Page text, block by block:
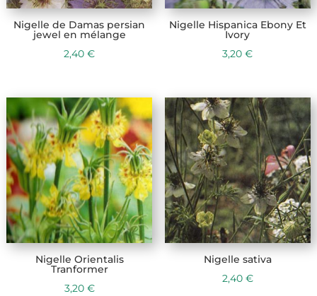
Nigelle de Damas persian
jewel en mélange
2,40€
Nigelle Hispanica Ebony Et
Ivory
3,20€
Nigelle Orientalis
Tranformer
3,20 €
Nigelle sativa
2,40 €